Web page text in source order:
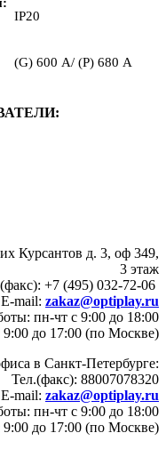
IP20
(G) 600 А/ (P) 680 А
Курсантов д. 3, оф 349,
3 этаж
+7 (495) 032-72-06
E-mail: zakaz@optiplay.ru
пн-чт с 9:00 до 18:00
9:00 до 17:00 (по Москве)
в Санкт-Петербурге:
Тел.(факс): 88007078320
E-mail: zakaz@optiplay.ru
пн-чт с 9:00 до 18:00
9:00 до 17:00 (по Москве)